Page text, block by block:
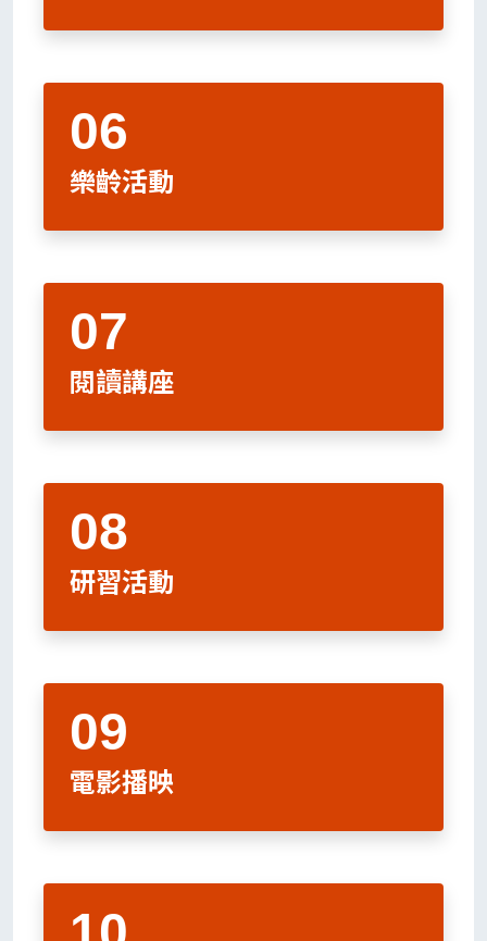
樂齡活動
閱讀講座
研習活動
電影播映